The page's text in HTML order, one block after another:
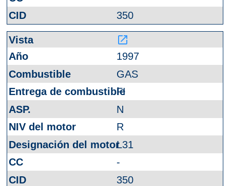
350
launch
1997
GAS
FI
N
R
L31
-
350